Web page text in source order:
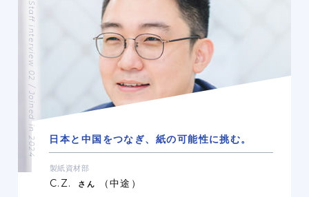
日本と中国をつなぎ、 紙の可能性に挑む。
製紙資材部
C.Z. さん （中途）
Staff interview 02 / Joined in 2024